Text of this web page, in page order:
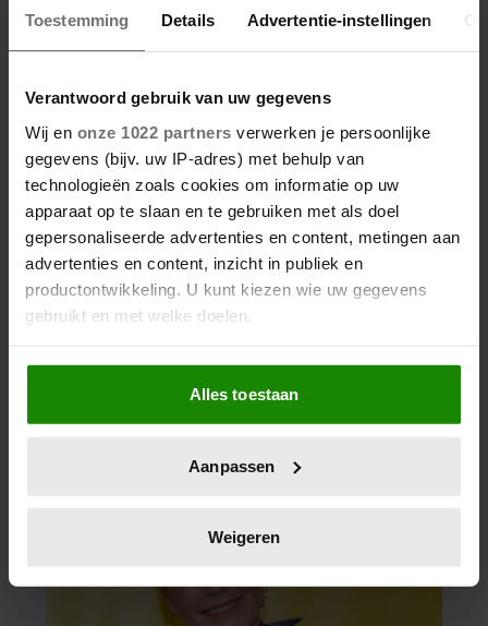
Toestemming Details Advertentie-instellingen
Verantwoord gebruik van uw gegevens
Wij en onze 1022 partners verwerken je persoonlijke
gegevens (bijv. uw IP-adres) met behulp van
technologieën zoals cookies om informatie op uw
apparaat op te slaan en te gebruiken met als doel
gepersonaliseerde advertenties en content, metingen aan
advertenties en content, inzicht in publiek en
productontwikkeling. U kunt kiezen wie uw gegevens
gebruikt en met welke doelen.
Als u het toestaat, willen we ook graag:
Informatie verzamelen over uw geografische
locatie, die tot een paar meter nauwkeurig kan zijn
scannen op specifieke eigenschappen (fingerprinting)
verwerkt en stel uw voorkeuren in het
intrekken in de Cookieverklaring.
Alles toestaan
Aanpassen
Weigeren